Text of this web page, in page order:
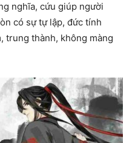
nghĩa, cứu giúp người
có sự tự lập, đức tính
trung thành, không màng